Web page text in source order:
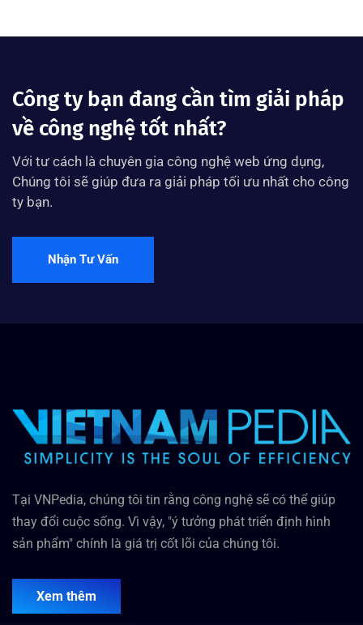
Công ty bạn đang cần tìm giải pháp
về công nghệ tốt nhất?
Với tư cách là chuyên gia công nghệ web ứng dụng,
Chúng tôi sẽ giúp đưa ra giải pháp tối ưu nhất cho công
ty bạn.
Nhận Tư Vấn
Tại VNPedia, chúng tôi tin rằng công nghệ sẽ có thể giúp
thay đổi cuộc sống. Vì vậy, "ý tưởng phát triển định hình
sản phẩm" chính là giá trị cốt lõi của chúng tôi.
Xem thêm